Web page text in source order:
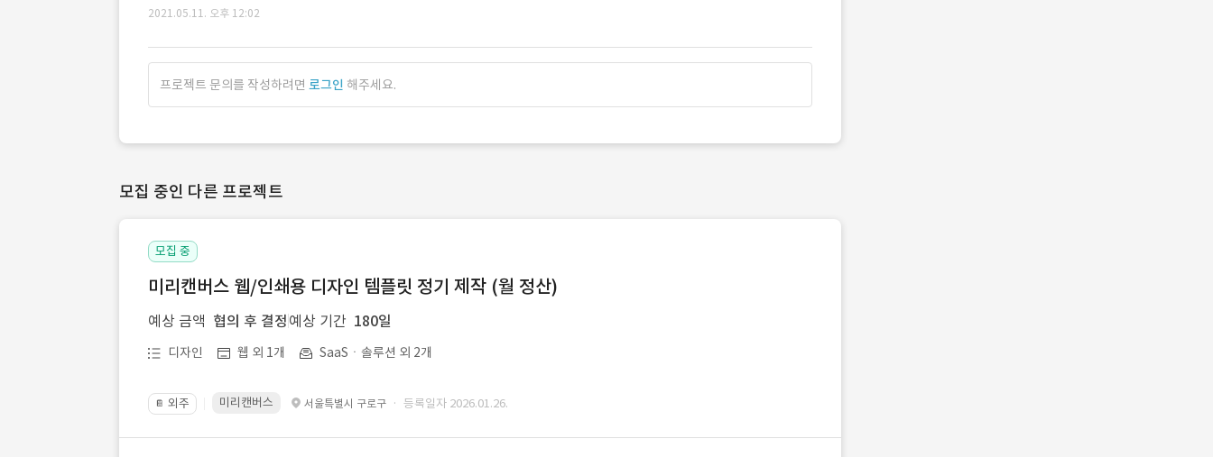
2021.05.11. 오후 12:02
프로젝트 문의를 작성하려면 로그인 해주세요.
모집 중인 다른 프로젝트
모집 중
미리캔버스 웹/인쇄용 디자인 템플릿 정기 제작 (월 정산)
예상 금액 협의 후 결정 예상 기간 180일
디자인 웹 외 1개 SaaSㆍ솔루션 외 2개
📔 외주 미리캔버스 서울특별시 구로구 · 등록일자 2026.01.26.